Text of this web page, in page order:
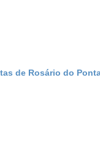
de Rosário do